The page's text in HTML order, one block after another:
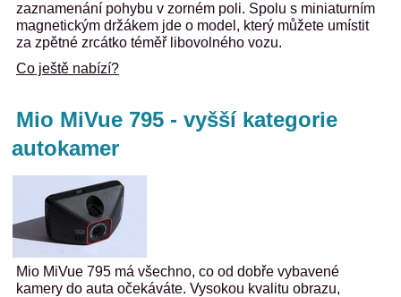
zaznamenání pohybu v zorném poli. Spolu s miniaturním
magnetickým držákem jde o model, který můžete umístit
za zpětné zrcátko téměř libovolného vozu.
Co ještě nabízí?
Mio MiVue 795 - vyšší kategorie
autokamer
Mio MiVue 795 má všechno, co od dobře vybavené
kamery do auta očekáváte. Vysokou kvalitu obrazu,